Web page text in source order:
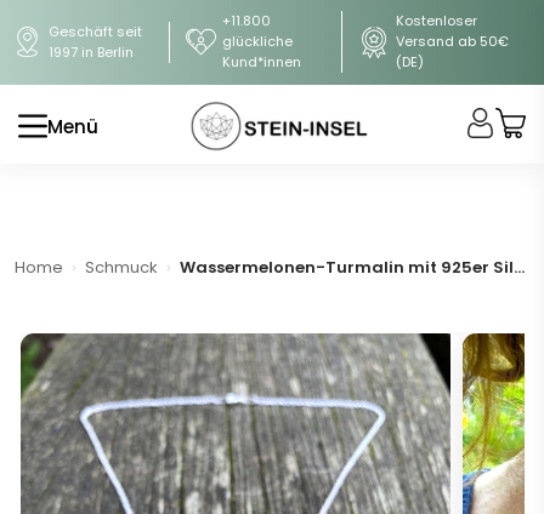
Geschäft seit
1997 in Berlin
+11.800
glückliche
Kund*innen
Kostenloser
Versand ab 50€
(DE)
Menü
Home Schmuck Wassermelonen-Turmalin mit 925er Silberkette